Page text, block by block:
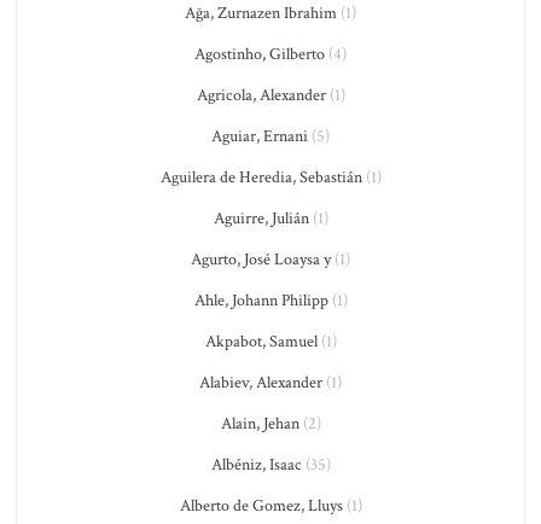
Ağa, Zurnazen Ibrahim (1)
Agostinho, Gilberto (4)
Agricola, Alexander(1)
Aguiar, Ernani (5)
Aguilera de Heredia, Sebastián(1)
Aguirre, Julián(1)
Agurto, José Loaysa y(1)
Ahle, Johann Philipp(1)
Akpabot, Samuel(1)
Alabiev, Alexander (1)
Alain, Jehan(2)
Albéniz, Isaac (35)
Alberto de Gomez, Lluys(1)